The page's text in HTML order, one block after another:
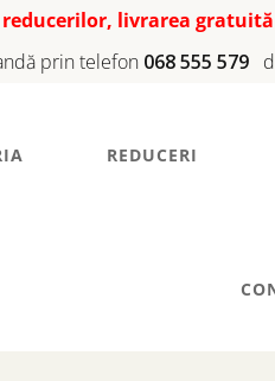
livrarea
prin telefon 068 555 579
REDUCERI